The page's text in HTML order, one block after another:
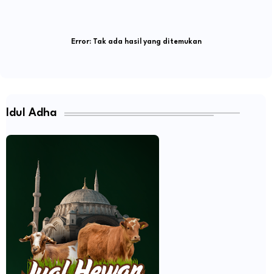
Error:Tak ada hasil yang ditemukan
Idul Adha